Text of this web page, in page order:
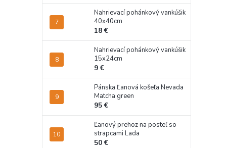
Nahrievací pohánkový vankúšik
40x40cm
18 €
Nahrievací pohánkový vankúšik
15x24cm
9 €
Pánska Ľanová košeľa Nevada
Matcha green
95 €
Ľanový prehoz na posteľ so
strapcami Lada
50 €